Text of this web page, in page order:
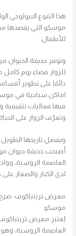
هذا التنوع البيولوجي
موسكو التي يقصدها
للأطفال.
وتوفر حديقة الحيوان
للزوار قضاء يوم كامل
دائمًا على تطوير
اماكن سياحية في
فيها فعاليات
وتعرّف الزوار على
وبفضل تاريخها الطويل
أصبحت حديقة حيوان
العاصمة الروسية،
لدى الكبار والصغار
معرض تريتياكوف: صرح
موسكو
يُعتبر معرض تريتياكوف
العاصمة الروسية،